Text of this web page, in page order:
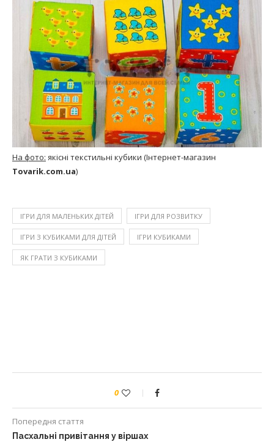
На фото: якісні текстильні кубики (Інтернет-магазин
Tovarik.com.ua)
ІГРИ ДЛЯ МАЛЕНЬКИХ ДІТЕЙ ІГРИ ДЛЯ РОЗВИТКУ
ІГРИ З КУБИКАМИ ДЛЯ ДІТЕЙ ІГРИ КУБИКАМИ
ЯК ГРАТИ З КУБИКАМИ
0
Попередня стаття
Пасхальні привітання у віршах